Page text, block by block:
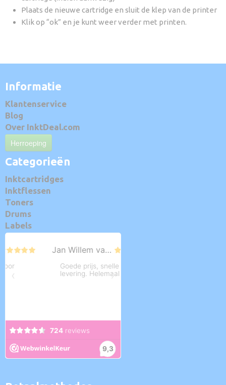
Plaats de nieuwe cartridge en sluit de klep van de printer
Klik op “ok” en je kunt weer verder met printen.
Informatie
Klantenservice
Blog
Over InktDeal.com
Herroeping
Categorieën
Inktcartridges
Inktflessen
Toners
Drums
Labels